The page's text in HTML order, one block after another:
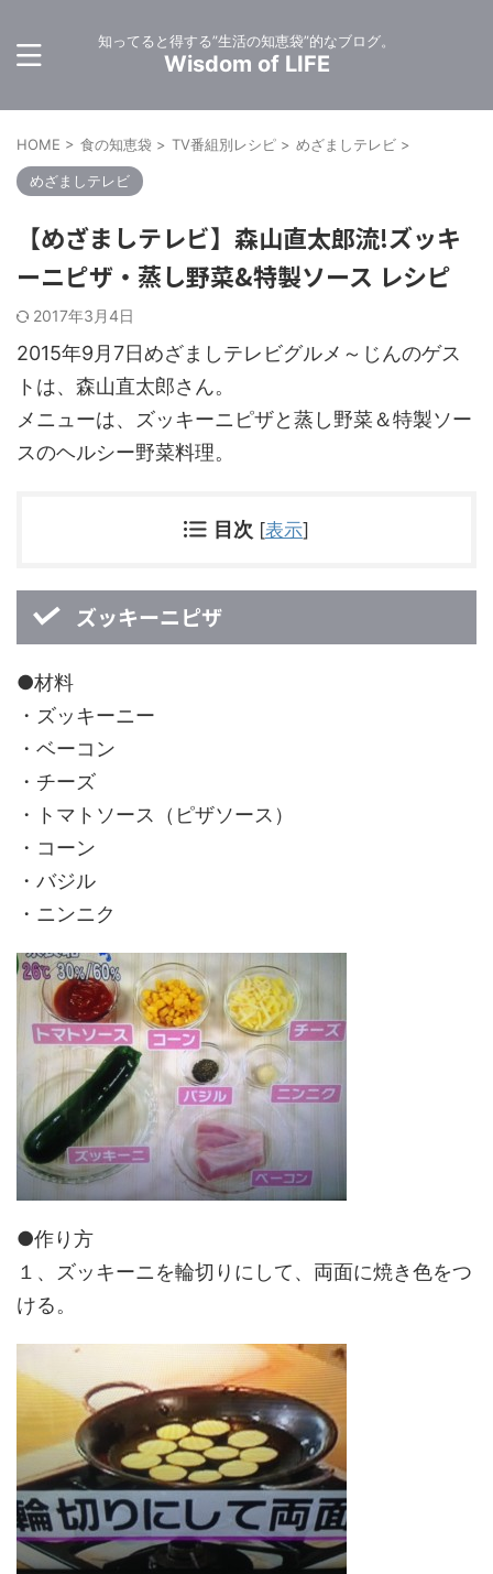
知ってると得する”生活の知恵袋”的なブログ。
Wisdom of LIFE
HOME > 食の知恵袋 > TV番組別レシピ > めざましテレビ >
めざましテレビ
【めざましテレビ】森山直太郎流!ズッキ
ーニピザ・蒸し野菜&特製ソース レシピ
2017年3月4日
2015年9月7日めざましテレビグルメ～じんのゲス
トは、森山直太郎さん。
メニューは、ズッキーニピザと蒸し野菜＆特製ソー
スのヘルシー野菜料理。
目次 [表示]
ズッキーニピザ
●材料
・ズッキーニー
・ベーコン
・チーズ
・トマトソース（ピザソース）
・コーン
・バジル
・ニンニク
●作り方
１、ズッキーニを輪切りにして、両面に焼き色をつ
ける。